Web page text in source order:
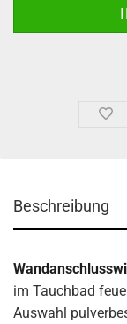
Beschreibung
im Tauchbad
Auswahl